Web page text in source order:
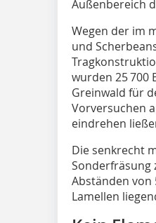
Außenbereich
Wegen der im
und
wurden 25 700
Greinwald für
Vorversuchen
eindrehen
Die senkrecht
Sonderfräsung
Abständen
Lamellen